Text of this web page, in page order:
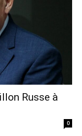
Russe à
0